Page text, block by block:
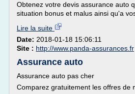
Obtenez votre devis assurance auto
situation bonus et malus ainsi qu'a
Lire la suite
Date: 2018-01-18 15:06:11
Site : http://www.panda-assurances.fr
Assurance auto
Assurance auto pas cher
Comparez gratuitement les offres de